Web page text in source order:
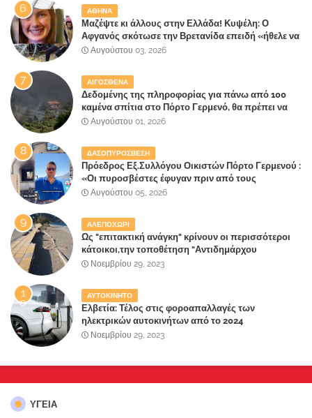
ΑΘΗΝΑ
Μαζέψτε κι άλλους στην Ελλάδα! Κυψέλη: Ο
Αφγανός σκότωσε την Βρετανίδα επειδή «ήθελε να
κάνει τη σύντροφό του χριστιανή»
Αυγούστου 03, 2026
ΑΙΓΟΣΘΕΝΑ
Δεδομένης της πληροφορίας για πάνω από 100
καμένα σπίτια στο Πόρτο Γερμενό, θα πρέπει να
αναζητηθούν ευθύνες για την ολοσχερή
επίγειου παραδείσου της Αττικής
Αυγούστου 01, 2026
ΔΑΣΟΠΥΡΟΣΒΕΣΗ
Πρόεδρος Εξ.Συλλόγου Οικιστών Πόρτο Γερμενού :
«Οι πυροσβέστες έφυγαν πριν από τους
κατοίκους»
Αυγούστου 05, 2026
ΑΛΕΠΟΧΩΡΙ
Ως "επιτακτική ανάγκη" κρίνουν οι περισσότεροι
κάτοικοι,την τοποθέτηση "Αντιδημάρχου
Παραλιακής Ζώνης" στο Δήμο Μάνδρας-Ειδυλλίας!
Νοεμβρίου 29, 2023
ΑΥΤΟΚΙΝΗΤΟ
Ελβετία: Τέλος στις φοροαπαλλαγές των
ηλεκτρικών αυτοκινήτων από το 2024
Νοεμβρίου 29, 2023
ΥΓΕΙΑ